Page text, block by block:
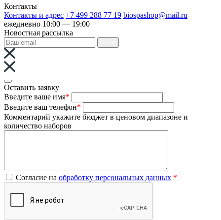
Контакты
Контакты и адрес +7 499 288 77 19 biospashop@mail.ru
ежедневно 10:00 — 19:00
Новостная рассылка
Оставить заявку
Введите ваше имя*
Введите ваш телефон*
Комментарий укажите бюджет в ценовом диапазоне и
количество наборов
Согласие на обработку персональных данных *